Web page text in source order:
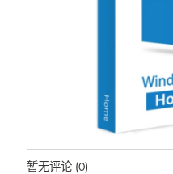
地位：有存货
暂无评论 (0)